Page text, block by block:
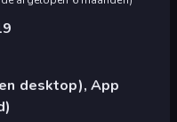
desktop), App